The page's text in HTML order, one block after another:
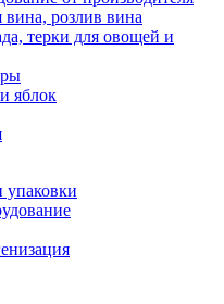
розлив вина
терки для овощей и
яблок
упаковки